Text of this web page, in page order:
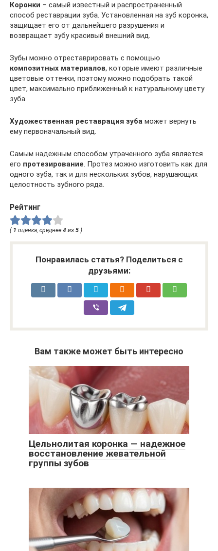
Коронки – самый известный и распространенный
способ реставрации зуба. Установленная на зуб коронка,
защищает его от дальнейшего разрушения и
возвращает зубу красивый внешний вид.
Зубы можно отреставрировать с помощью
композитных материалов, которые имеют различные
цветовые оттенки, поэтому можно подобрать такой
цвет, максимально приближенный к натуральному цвету
зуба.
Художественная реставрация зуба может вернуть
ему первоначальный вид.
Самым надежным способом утраченного зуба является
его протезирование. Протез можно изготовить как для
одного зуба, так и для нескольких зубов, нарушающих
целостность зубного ряда.
Рейтинг
( 1 оценка, среднее 4 из 5 )
Понравилась статья? Поделиться с
друзьями:
Вам также может быть интересно
Цельнолитая коронка — надежное
восстановление жевательной
группы зубов